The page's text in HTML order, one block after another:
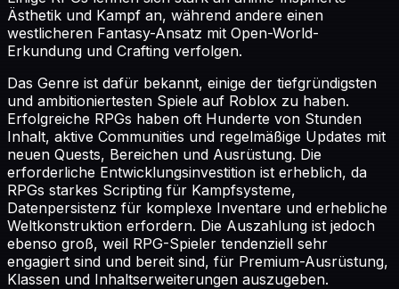
Ästhetik und Kampf an, während andere einen
westlicheren Fantasy-Ansatz mit Open-World-
Erkundung und Crafting verfolgen.
Das Genre ist dafür bekannt, einige der tiefgründigsten
und ambitioniertesten Spiele auf Roblox zu haben.
Erfolgreiche RPGs haben oft Hunderte von Stunden
Inhalt, aktive Communities und regelmäßige Updates mit
neuen Quests, Bereichen und Ausrüstung. Die
erforderliche Entwicklungsinvestition ist erheblich, da
RPGs starkes Scripting für Kampfsysteme,
Datenpersistenz für komplexe Inventare und erhebliche
Weltkonstruktion erfordern. Die Auszahlung ist jedoch
ebenso groß, weil RPG-Spieler tendenziell sehr
engagiert sind und bereit sind, für Premium-Ausrüstung,
Klassen und Inhaltserweiterungen auszugeben.